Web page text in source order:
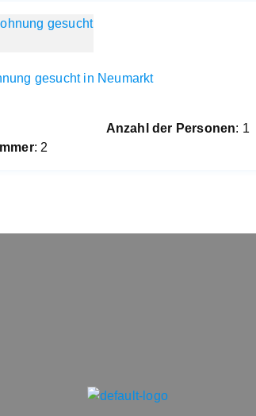
gesucht in Neumarkt
Anzahl der Personen: 1
: 2